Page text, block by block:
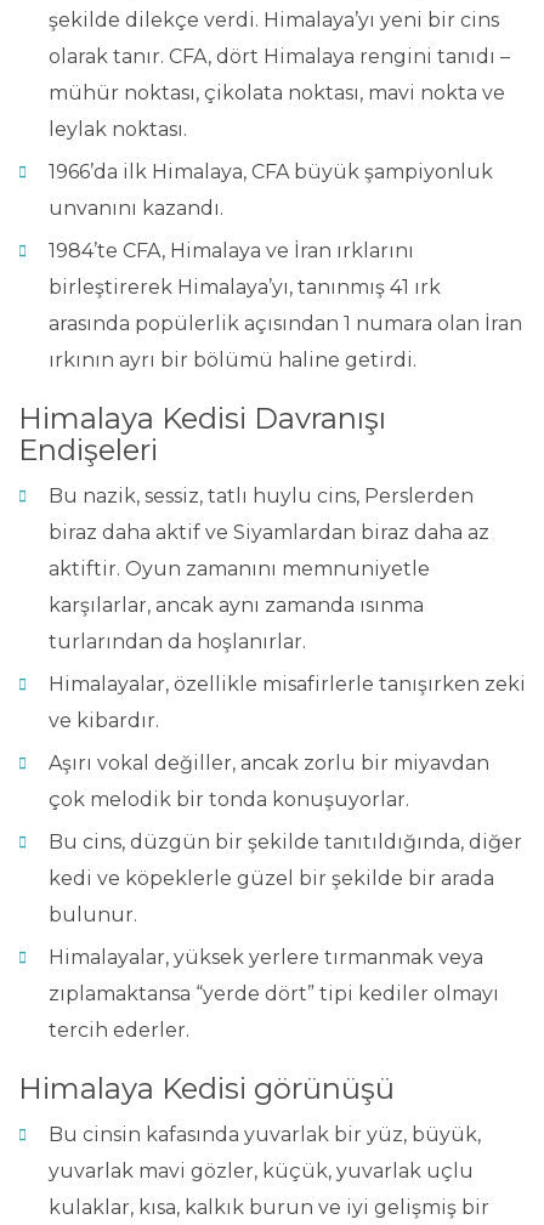
şekilde dilekçe verdi. Himalaya’yı yeni bir cins
olarak tanır. CFA, dört Himalaya rengini tanıdı –
mühür noktası, çikolata noktası, mavi nokta ve
leylak noktası.
1966’da ilk Himalaya, CFA büyük şampiyonluk
unvanını kazandı.
1984’te CFA, Himalaya ve İran ırklarını
birleştirerek Himalaya’yı, tanınmış 41 ırk
arasında popülerlik açısından 1 numara olan İran
ırkının ayrı bir bölümü haline getirdi.
Himalaya Kedisi Davranışı
Endişeleri
Bu nazik, sessiz, tatlı huylu cins, Perslerden
biraz daha aktif ve Siyamlardan biraz daha az
aktiftir. Oyun zamanını memnuniyetle
karşılarlar, ancak aynı zamanda ısınma
turlarından da hoşlanırlar.
Himalayalar, özellikle misafirlerle tanışırken zeki
ve kibardır.
Aşırı vokal değiller, ancak zorlu bir miyavdan
çok melodik bir tonda konuşuyorlar.
Bu cins, düzgün bir şekilde tanıtıldığında, diğer
kedi ve köpeklerle güzel bir şekilde bir arada
bulunur.
Himalayalar, yüksek yerlere tırmanmak veya
zıplamaktansa “yerde dört” tipi kediler olmayı
tercih ederler.
Himalaya Kedisi görünüşü
Bu cinsin kafasında yuvarlak bir yüz, büyük,
yuvarlak mavi gözler, küçük, yuvarlak uçlu
kulaklar, kısa, kalkık burun ve iyi gelişmiş bir